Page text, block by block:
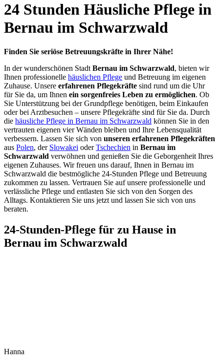
24 Stunden Häusliche Pflege in
Bernau im Schwarzwald
Finden Sie seriöse Betreuungskräfte in Ihrer Nähe!
In der wunderschönen Stadt Bernau im Schwarzwald, bieten wir
Ihnen professionelle häuslichen Pflege und Betreuung im eigenen
Zuhause. Unsere erfahrenen Pflegekräfte sind rund um die Uhr
für Sie da, um Ihnen ein sorgenfreies Leben zu ermöglichen. Ob
Sie Unterstützung bei der Grundpflege benötigen, beim Einkaufen
oder bei Arztbesuchen – unsere Pflegekräfte sind für Sie da. Durch
die häusliche Pflege in Bernau im Schwarzwald können Sie in den
vertrauten eigenen vier Wänden bleiben und Ihre Lebensqualität
verbessern. Lassen Sie sich von unseren erfahrenen Pflegekräften
aus Polen, der Slowakei oderTschechien in Bernau im
Schwarzwald verwöhnen und genießen Sie die Geborgenheit Ihres
eigenen Zuhauses. Wir freuen uns darauf, Ihnen in Bernau im
Schwarzwald die bestmögliche 24-Stunden Pflege und Betreuung
zukommen zu lassen. Vertrauen Sie auf unsere professionelle und
verlässliche Pflege und entlasten Sie sich von den Sorgen des
Alltags. Kontaktieren Sie uns jetzt und lassen Sie sich von uns
beraten.
24-Stunden-Pflege für zu Hause in
Bernau im Schwarzwald
Hanna